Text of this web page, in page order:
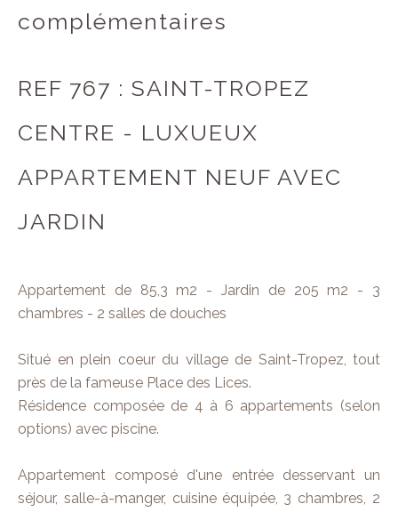
complémentaires
REF 767 : SAINT-TROPEZ
CENTRE - LUXUEUX
APPARTEMENT NEUF AVEC
JARDIN
Appartement de 85,3 m2 - Jardin de 205 m2 - 3
chambres - 2 salles de douches
Situé en plein coeur du village de Saint-Tropez, tout
près de la fameuse Place des Lices.
Résidence composée de 4 à 6 appartements (selon
options) avec piscine.
Appartement composé d'une entrée desservant un
séjour, salle-à-manger, cuisine équipée, 3 chambres, 2